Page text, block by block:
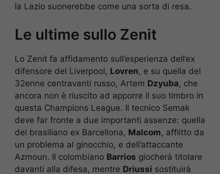
la Lazio suonerebbe come una sorta di resa.
Le ultime sullo Zenit
Lo Zenit fa affidamento sull’esperienza dell’ex
difensore del Liverpool, Lovren, e su quella del
32enne centravanti russo, Artem Dzyuba, che
ancora non è riuscito ad apporre il suo timbro in
questa Champions League. Il tecnico Semak
deve far fronte a due importanti assenze: quella
del brasiliano ex Barcellona, Malcom, afflitto da
un problema al ginocchio, e dell’attaccante
Azmoun. Il colombiano Barrios giocherà titolare
davanti alla difesa, mentre Driussi sostituirà